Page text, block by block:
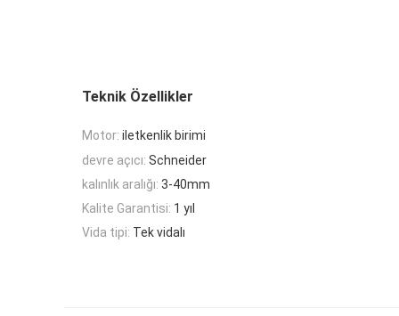
Teknik Özellikler
Motor: iletkenlik birimi
devre açıcı: Schneider
kalınlık aralığı: 3-40mm
Kalite Garantisi: 1 yıl
Vida tipi: Tek vidalı